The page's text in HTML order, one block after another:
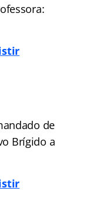
de
Brígido a